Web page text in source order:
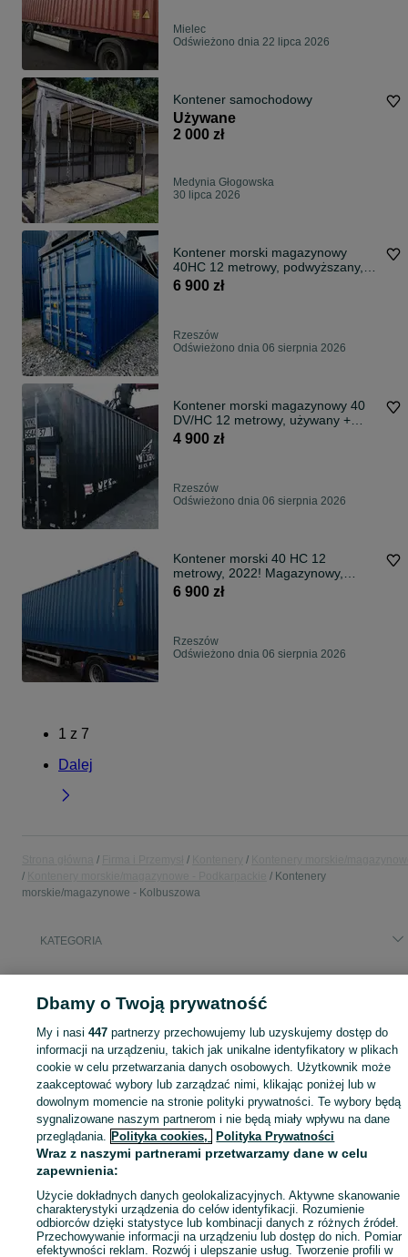
Mielec
Odświeżono dnia 22 lipca 2026
Kontener samochodowy
Używane
2 000 zł
Medynia Głogowska
30 lipca 2026
Kontener morski magazynowy
40HC 12 metrowy, podwyższany,
2022, kolory!
6 900 zł
Rzeszów
Odświeżono dnia 06 sierpnia 2026
Kontener morski magazynowy 40
DV/HC 12 metrowy, używany +
transport
4 900 zł
Rzeszów
Odświeżono dnia 06 sierpnia 2026
Kontener morski 40 HC 12
metrowy, 2022! Magazynowy,
podwyższany
6 900 zł
Rzeszów
Odświeżono dnia 06 sierpnia 2026
1 z 7
Dalej
Kontenery
morskie/magazynowe - Kolbuszowa
KATEGORIA
Mapa kategorii
Mapa miejscowości
Mapa ministron
Popularne wyszukiwania
Dbamy o Twoją prywatność
My i nasi447 partnerzy przechowujemy lub uzyskujemy dostęp do
informacji na urządzeniu, takich jak unikalne identyfikatory w plikach
cookie w celu przetwarzania danych osobowych. Użytkownik może
zaakceptować wybory lub zarządzać nimi, klikając poniżej lub w
dowolnym momencie na stronie polityki prywatności. Te wybory będą
sygnalizowane naszym partnerom i nie będą miały wpływu na dane
przeglądania. Polityka cookies, Polityka Prywatności
Wraz z naszymi partnerami przetwarzamy dane w celu
zapewnienia:
Użycie dokładnych danych geolokalizacyjnych. Aktywne skanowanie
charakterystyki urządzenia do celów identyfikacji. Rozumienie
odbiorców dzięki statystyce lub kombinacji danych z różnych źródeł.
Przechowywanie informacji na urządzeniu lub dostęp do nich. Pomiar
efektywności reklam. Rozwój i ulepszanie usług. Tworzenie profili w